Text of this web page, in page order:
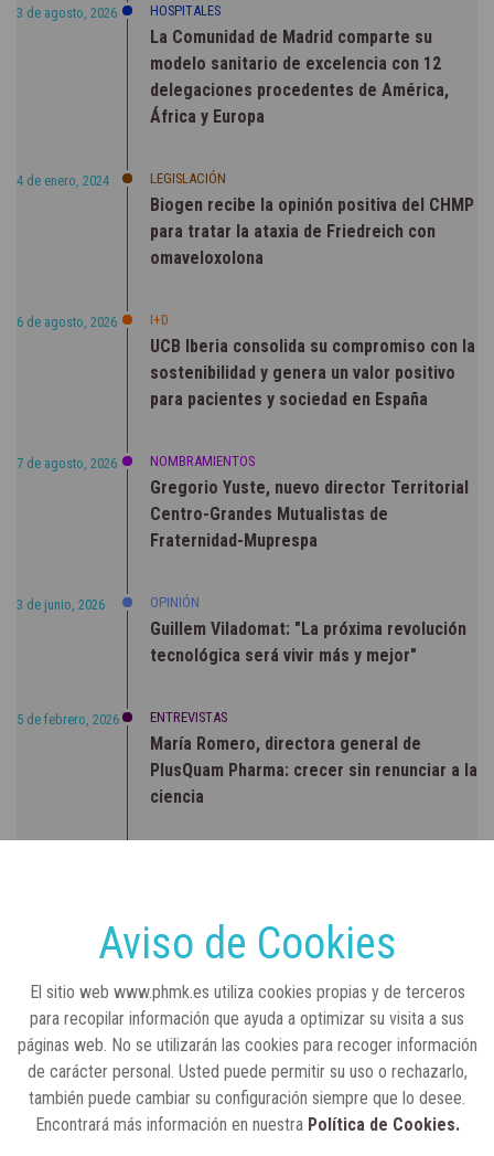
3 de agosto, 2026 HOSPITALES
La Comunidad de Madrid comparte su
modelo sanitario de excelencia con 12
delegaciones procedentes de América,
África y Europa
4 de enero, 2024 LEGISLACIÓN
Biogen recibe la opinión positiva del CHMP
para tratar la ataxia de Friedreich con
omaveloxolona
6 de agosto, 2026 I+D
UCB Iberia consolida su compromiso con la
sostenibilidad y genera un valor positivo
para pacientes y sociedad en España
7 de agosto, 2026 NOMBRAMIENTOS
Gregorio Yuste, nuevo director Territorial
Centro-Grandes Mutualistas de
Fraternidad-Muprespa
3 de junio, 2026 OPINIÓN
Guillem Viladomat: "La próxima revolución
tecnológica será vivir más y mejor"
5 de febrero, 2026 ENTREVISTAS
María Romero, directora general de
PlusQuam Pharma: crecer sin renunciar a la
ciencia
Lilly impulsa "Razones de Peso" para
visibilizar la obesidad
25 de marzo, 2023 ENTRE BASTIDORES
Real Academia Nacional de Farmacia: un
Aviso de Cookies
El sitio web www.phmk.es utiliza cookies propias y de terceros
para recopilar información que ayuda a optimizar su visita a sus
páginas web. No se utilizarán las cookies para recoger información
de carácter personal. Usted puede permitir su uso o rechazarlo,
también puede cambiar su configuración siempre que lo desee.
Encontrará más información en nuestra Política de Cookies.